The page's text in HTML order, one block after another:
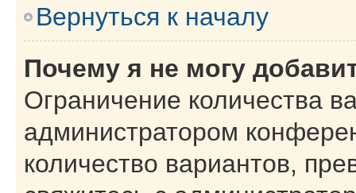
Вернуться к началу
Почему я не могу
Ограничение количества
администратором
количество вариантов,